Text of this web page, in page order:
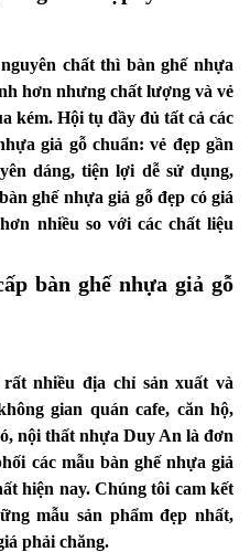
chất thì bàn ghế nhựa
hơn nhưng chất lượng và vẻ
kém. Hội tụ đầy đủ tất cả các
giả gỗ chuẩn: vẻ đẹp gần
dáng, tiện lợi dễ sử dụng,
ghế nhựa giả gỗ đẹp có giá
nhiều so với các chất liệu
bàn ghế nhựa giả gỗ
nhiều địa chỉ sản xuất và
gian quán cafe, căn hộ,
nội thất nhựa Duy An là đơn
các mẫu bàn ghế nhựa giả
hiện nay. Chúng tôi cam kết
mẫu sản phẩm đẹp nhất,
phải chăng.